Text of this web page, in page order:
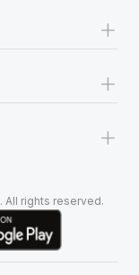
+
+
+
All rights reserved.